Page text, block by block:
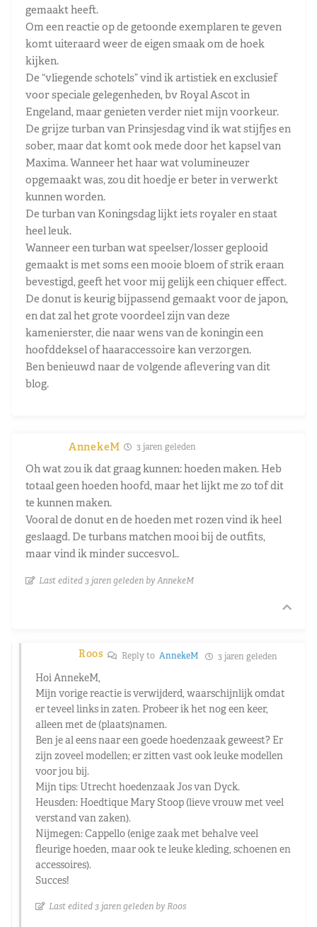
gemaakt heeft.
Om een reactie op de getoonde exemplaren te geven
komt uiteraard weer de eigen smaak om de hoek
kijken.
De “vliegende schotels” vind ik artistiek en exclusief
voor speciale gelegenheden, bv Royal Ascot in
Engeland, maar genieten verder niet mijn voorkeur.
De grijze turban van Prinsjesdag vind ik wat stijfjes en
sober, maar dat komt ook mede door het kapsel van
Maxima. Wanneer het haar wat volumineuzer
opgemaakt was, zou dit hoedje er beter in verwerkt
kunnen worden.
De turban van Koningsdag lijkt iets royaler en staat
heel leuk.
Wanneer een turban wat speelser/losser geplooid
gemaakt is met soms een mooie bloem of strik eraan
bevestigd, geeft het voor mij gelijk een chiquer effect.
De donut is keurig bijpassend gemaakt voor de japon,
en dat zal het grote voordeel zijn van deze
kamenierster, die naar wens van de koningin een
hoofddeksel of haaraccessoire kan verzorgen.
Ben benieuwd naar de volgende aflevering van dit
blog.
AnnekeM 3 jaren geleden
Oh wat zou ik dat graag kunnen: hoeden maken. Heb
totaal geen hoeden hoofd, maar het lijkt me zo tof dit
te kunnen maken.
Vooral de donut en de hoeden met rozen vind ik heel
geslaagd. De turbans matchen mooi bij de outfits,
maar vind ik minder succesvol..
Last edited 3 jaren geleden by AnnekeM
Roos Reply to AnnekeM 3 jaren geleden
Hoi AnnekeM,
Mijn vorige reactie is verwijderd, waarschijnlijk omdat
er teveel links in zaten. Probeer ik het nog een keer,
alleen met de (plaats)namen.
Ben je al eens naar een goede hoedenzaak geweest? Er
zijn zoveel modellen; er zitten vast ook leuke modellen
voor jou bij.
Mijn tips: Utrecht hoedenzaak Jos van Dyck.
Heusden: Hoedtique Mary Stoop (lieve vrouw met veel
verstand van zaken).
Nijmegen: Cappello (enige zaak met behalve veel
fleurige hoeden, maar ook te leuke kleding, schoenen en
accessoires).
Succes!
Last edited 3 jaren geleden by Roos